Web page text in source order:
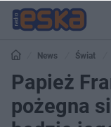
News Świat
Watykanem? Kto będzie
Papież
pożegna